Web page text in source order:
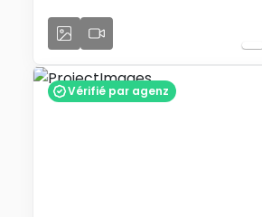
Vérifié par agenz